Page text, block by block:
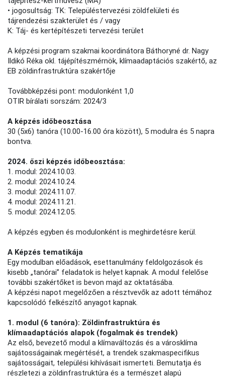
• jogosultság: TK: Településtervezési zöldfelületi és
tájrendezési szakterület és / vagy
K: Táj- és kertépítészeti tervezési terület
A képzési program szakmai koordinátora Báthoryné dr. Nagy
Ildikó Réka okl. tájépítészmérnök, klímaadaptációs szakértő, az
EB zöldinfrastruktúra szakértője
Továbbképzési pont: modulonként 1,0
OTIR bírálati sorszám: 2024/3
A képzés időbeosztása
30 (5x6) tanóra (10.00-16.00 óra között), 5 modulra és 5 napra
bontva.
2024. őszi képzés időbeosztása:
1. modul: 2024.10.03.
2. modul: 2024.10.24.
3. modul: 2024.11.07.
4. modul: 2024.11.21.
5. modul: 2024.12.05.
A képzés egyben és modulonként is meghirdetésre kerül.
A Képzés tematikája
Egy modulban előadások, esettanulmány feldolgozások és
kisebb „tanórai” feladatok is helyet kapnak. A modul felelőse
további szakértőket is bevon majd az oktatásába.
A képzési napot megelőzően a résztvevők az adott témához
kapcsolódó felkészítő anyagot kapnak.
1. modul (6 tanóra): Zöldinfrastruktúra és
klímaadaptációs alapok (fogalmak és trendek)
Az első, bevezető modul a klímaváltozás és a városklíma
sajátosságainak megértését, a trendek szakmaspecifikus
sajátosságait, települési kihívásait ismerteti. Bemutatja és
részletezi a zöldinfrastruktúra és a természet alapú